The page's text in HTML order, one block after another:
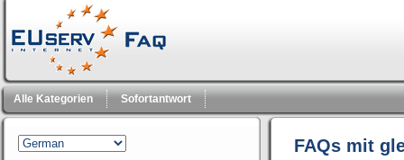
Alle Kategorien Sofortantwort
FAQs mit